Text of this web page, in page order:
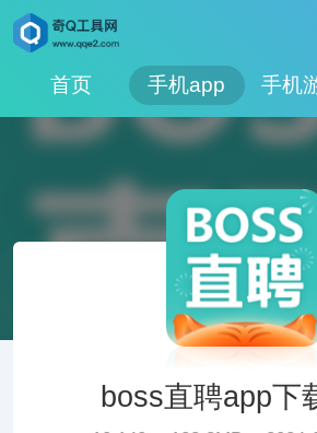
首页 手机app 手机
boss直聘app下